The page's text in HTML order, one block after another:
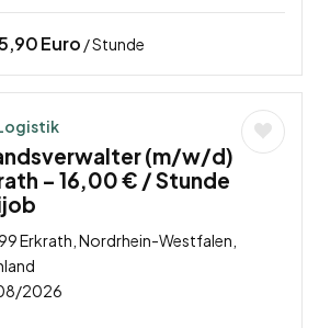
Euro / Stunde
(m/w/d)
– 16,00 € / Stunde
Erkrath, Nordrhein-Westfalen,
2026